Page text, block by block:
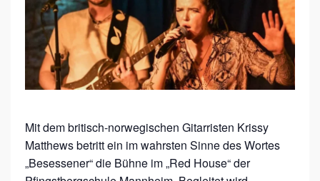
A
R
D
W
R
K
I
Mit dem britisch-norwegischen Gitarristen Krissy
Matthews betritt ein im wahrsten Sinne des Wortes
„Besessener“ die Bühne im „Red House“ der